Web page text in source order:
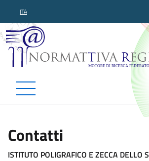
ITA
Normattiva
Contatti
ISTITUTO POLIGRAFICO E ZECCA DELLO